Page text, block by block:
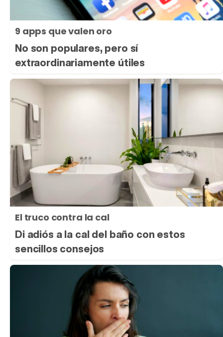
9 apps que valen oro
No son populares, pero sí
extraordinariamente útiles
El truco contra la cal
Di adiós a la cal del baño con estos
sencillos consejos